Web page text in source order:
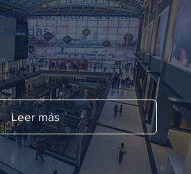
Plaza, Mall Aventura?:
tiendas
Leer más